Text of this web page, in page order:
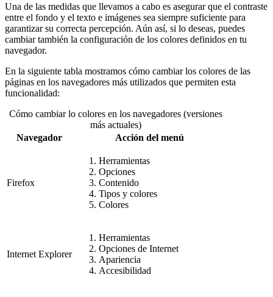
Una de las medidas que llevamos a cabo es asegurar que el contraste
entre el fondo y el texto e imágenes sea siempre suficiente para
garantizar su correcta percepción. Aún así, si lo deseas, puedes
cambiar también la configuración de los colores definidos en tu
navegador.
En la siguiente tabla mostramos cómo cambiar los colores de las
páginas en los navegadores más utilizados que permiten esta
funcionalidad:
Cómo cambiar lo colores en los navegadores (versiones
más actuales)
Navegador
Acción del menú
Firefox
Herramientas
Opciones
Contenido
Tipos y colores
Colores
Internet Explorer
Herramientas
Opciones de Internet
Apariencia
Accesibilidad